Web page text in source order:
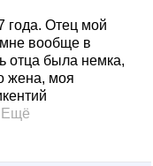
года. Отец мой
мне вообще в
отца была немка,
жена, моя
Ещё